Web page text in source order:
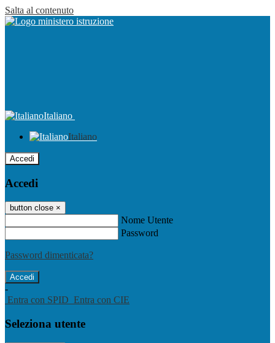
Salta al contenuto
Italiano
Italiano
Accedi
Accedi
button close ×
Nome Utente
Password
Password dimenticata?
-
Entra con SPID Entra con CIE
Seleziona utente